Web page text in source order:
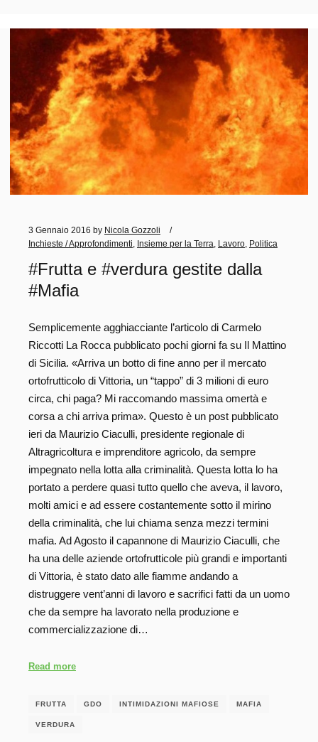
3 Gennaio 2016 by Nicola Gozzoli
Inchieste / Approfondimenti
Insieme per la Terra Lavoro Politica
#Frutta e #verdura gestite dalla
#Mafia
Semplicemente agghiacciante l’articolo di Carmelo
Riccotti La Rocca pubblicato pochi giorni fa su Il Mattino
di Sicilia. «Arriva un botto di fine anno per il mercato
ortofrutticolo di Vittoria, un “tappo” di 3 milioni di euro
circa, chi paga? Mi raccomando massima omertà e
corsa a chi arriva prima». Questo è un post pubblicato
ieri da Maurizio Ciaculli, presidente regionale di
Altragricoltura e imprenditore agricolo, da sempre
impegnato nella lotta alla criminalità. Questa lotta lo ha
portato a perdere quasi tutto quello che aveva, il lavoro,
molti amici e ad essere costantemente sotto il mirino
della criminalità, che lui chiama senza mezzi termini
mafia. Ad Agosto il capannone di Maurizio Ciaculli, che
ha una delle aziende ortofrutticole più grandi e importanti
di Vittoria, è stato dato alle fiamme andando a
distruggere vent’anni di lavoro e sacrifici fatti da un uomo
che da sempre ha lavorato nella produzione e
commercializzazione di…
Read more
FRUTTA GDO INTIMIDAZIONI MAFIOSE MAFIA
VERDURA